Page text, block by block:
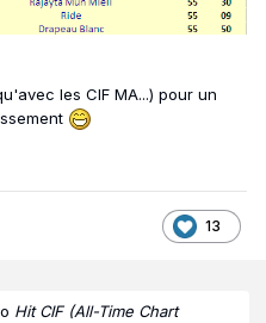
les CIF MA...) pour un
13
Hit CIF (All-Time Chart